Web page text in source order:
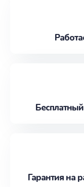
Гарантия на